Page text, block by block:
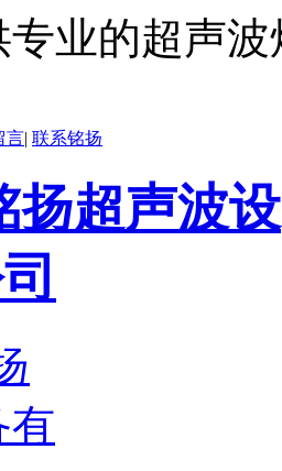
业的超声
言| 联系铭扬